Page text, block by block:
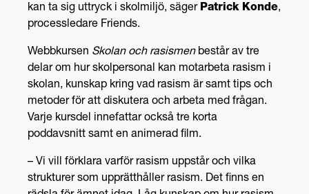
kan ta sig uttryck i skolmiljö, säger Patrick Konde,
processledare Friends.
Webbkursen Skolan och rasismenbestår av tre
delar om hur skolpersonal kan motarbeta rasism i
skolan, kunskap kring vad rasism är samt tips och
metoder för att diskutera och arbeta med frågan.
Varje kursdel innefattar också tre korta
poddavsnitt samt en animerad film.
– Vi vill förklara varför rasism uppstår och vilka
strukturer som upprätthåller rasism. Det finns en